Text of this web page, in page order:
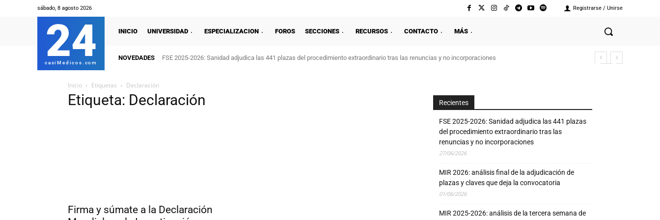
sábado, 8 agosto 2026 Registrarse / Unirse
24
casiMedicos.com
INICIO UNIVERSIDAD ESPECIALIZACION FOROS SECCIONES RECURSOS CONTACTO MÁS
NOVEDADES FSE 2025-2026: Sanidad adjudica las 441 plazas del procedimiento extraordinario tras las renuncias y no incorporaciones
Inicio Etiquetas Declaración
Etiqueta: Declaración
Firma y súmate a la Declaración
Recientes
FSE 2025-2026: Sanidad adjudica las 441 plazas
del procedimiento extraordinario tras las
renuncias y no incorporaciones
27/06/2026
MIR 2026: análisis final de la adjudicación de
plazas y claves que deja la convocatoria
01/06/2026
MIR 2025-2026: análisis de la tercera semana de